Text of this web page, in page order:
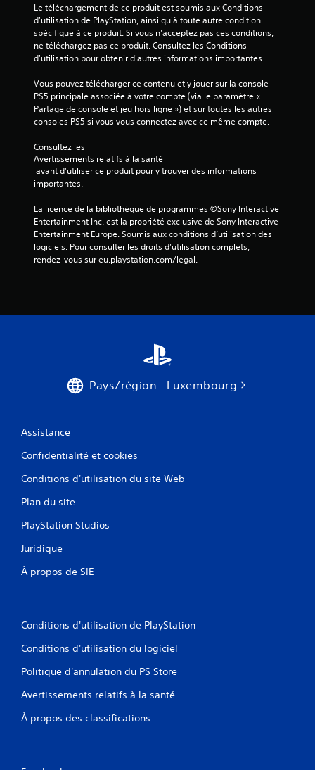
s
)
Le téléchargement de ce produit est soumis aux Conditions
d'utilisation de PlayStation, ainsi qu'à toute autre condition
spécifique à ce produit. Si vous n'acceptez pas ces conditions,
ne téléchargez pas ce produit. Consultez les Conditions
d'utilisation pour obtenir d'autres informations importantes.
Vous pouvez télécharger ce contenu et y jouer sur la console
PS5 principale associée à votre compte (via le paramètre «
Partage de console et jeu hors ligne ») et sur toutes les autres
consoles PS5 si vous vous connectez avec ce même compte.
Consultez les
Avertissements relatifs à la santé
importantes.
La licence de la bibliothèque de programmes ©Sony Interactive
Entertainment Inc. est la propriété exclusive de Sony Interactive
Entertainment Europe. Soumis aux conditions d’utilisation des
logiciels. Pour consulter les droits d’utilisation complets,
rendez-vous sur eu.playstation.com/legal.
Pays/région : Luxembourg
Assistance
Confidentialité et cookies
Conditions d'utilisation du site Web
Plan du site
PlayStation Studios
Juridique
À propos de SIE
Conditions d'utilisation de PlayStation
Conditions d'utilisation du logiciel
Politique d'annulation du PS Store
Avertissements relatifs à la santé
À propos des classifications